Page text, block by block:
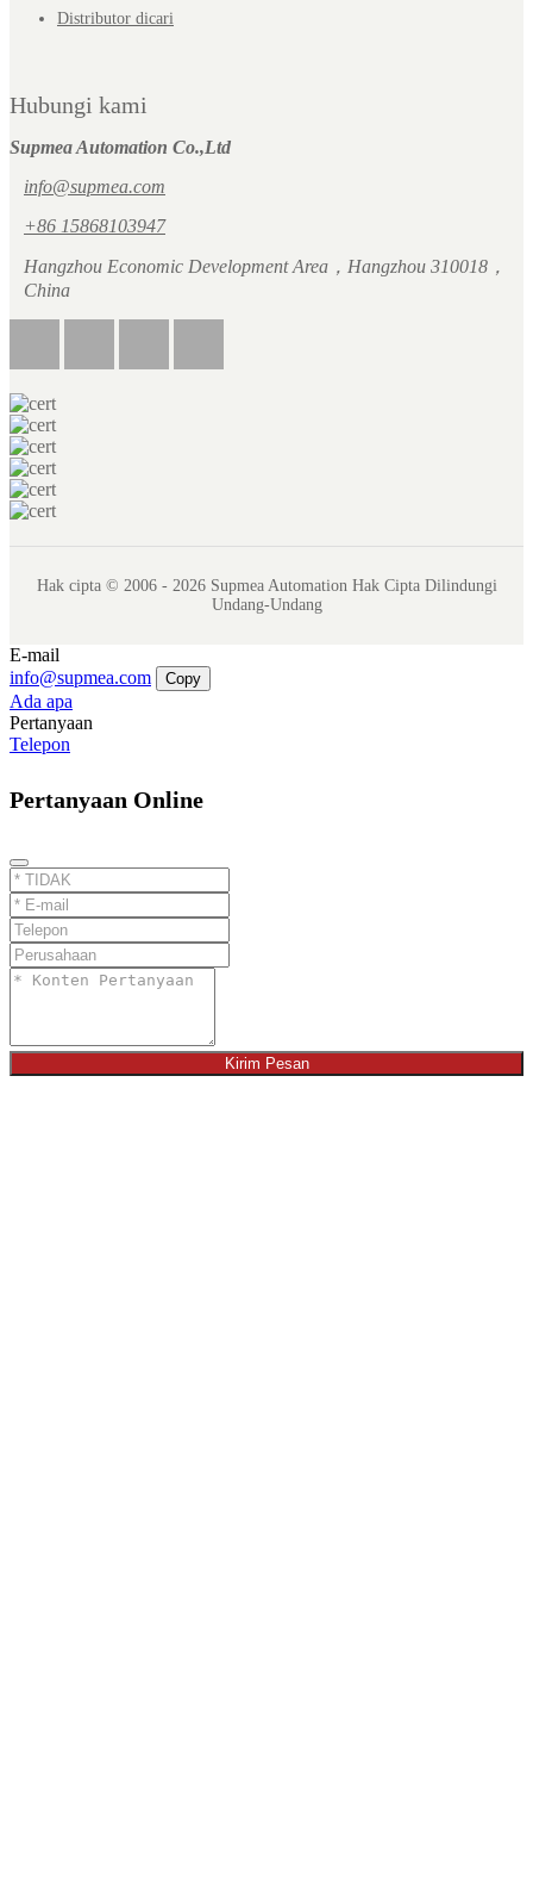
Distributor dicari
Hubungi kami
Supmea Automation Co.,Ltd
info@supmea.com
+86 15868103947
Hangzhou Economic Development Area，Hangzhou 310018，
China
Hak cipta © 2006 - 2026 Supmea Automation Hak Cipta Dilindungi
Undang-Undang
E-mail
info@supmea.com
Copy
Ada apa
Pertanyaan
Telepon
Pertanyaan Online
Kirim Pesan